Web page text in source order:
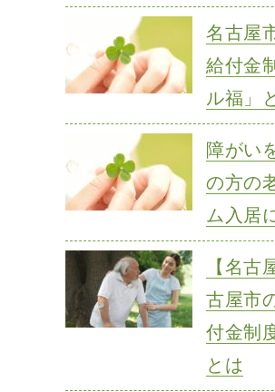
名古屋
給付金
ル福」
障がい
の方の
ム入居
【名古
古屋市
付金制
とは